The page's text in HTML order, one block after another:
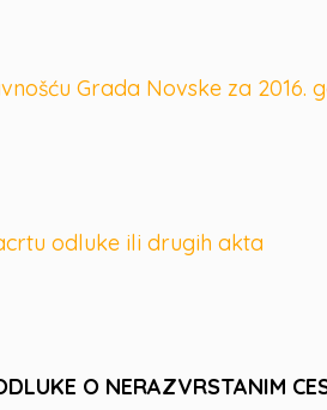
Grada Novske za 2016.
odluke ili drugih akta
O NERAZVRSTANIM